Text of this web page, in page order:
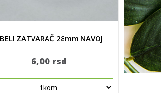
BELI ZATVARAČ 28mm NAVOJ
6,00 rsd